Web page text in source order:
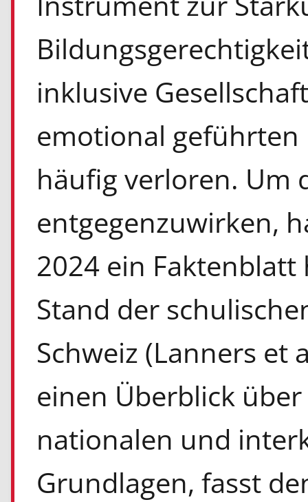
inklusive
emotional geführten
häufig verloren. Um
entgegenzuwirken,
2024 ein
Stand der
Schweiz (Lanners et
einen Überblick
nationalen und
Grundlagen, fasst